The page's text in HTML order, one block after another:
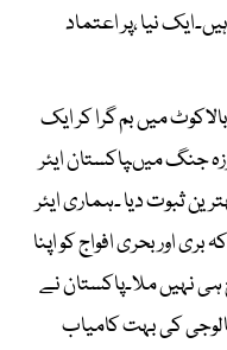
نیا ،پر اعتماد
بالاکوٹ میں بم گرا کر ایک
جنگ میںپاکستان ایئر
ثبوت دیا ۔ہماری ایئر
اور بحری افواج کو اپنا
ہی نہیں ملا۔پاکستان نے
کی بہت کامیاب